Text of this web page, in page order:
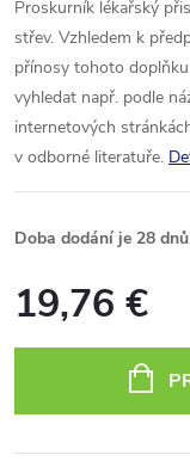
Proskurník lékařský
střev. Vzhledem k
přínosy tohoto
vyhledat např. podle
internetových
v odborné literatuře.
Doba dodání je 28 dnů
19,76 €